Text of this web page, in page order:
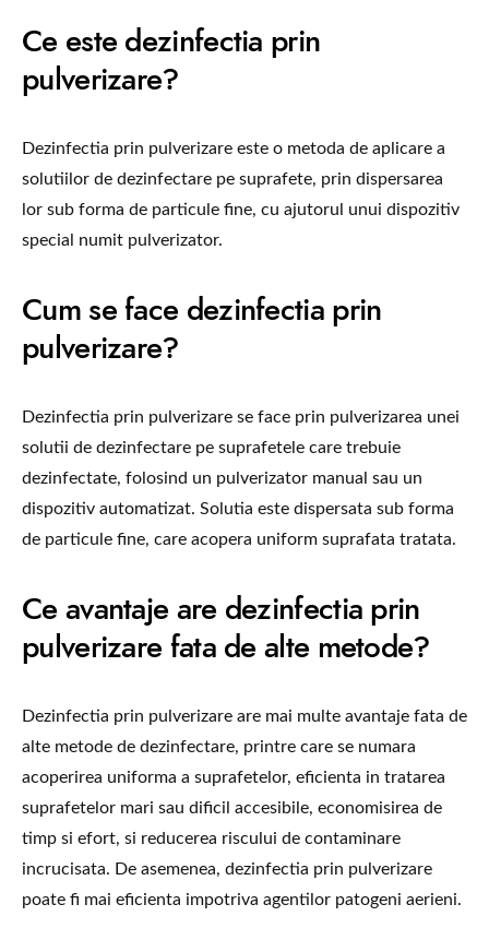
Ce este dezinfectia prin
pulverizare?
Dezinfectia prin pulverizare este o metoda de aplicare a
solutiilor de dezinfectare pe suprafete, prin dispersarea
lor sub forma de particule fine, cu ajutorul unui dispozitiv
special numit pulverizator.
Cum se face dezinfectia prin
pulverizare?
Dezinfectia prin pulverizare se face prin pulverizarea unei
solutii de dezinfectare pe suprafetele care trebuie
dezinfectate, folosind un pulverizator manual sau un
dispozitiv automatizat. Solutia este dispersata sub forma
de particule fine, care acopera uniform suprafata tratata.
Ce avantaje are dezinfectia prin
pulverizare fata de alte metode?
Dezinfectia prin pulverizare are mai multe avantaje fata de
alte metode de dezinfectare, printre care se numara
acoperirea uniforma a suprafetelor, eficienta in tratarea
suprafetelor mari sau dificil accesibile, economisirea de
timp si efort, si reducerea riscului de contaminare
incrucisata. De asemenea, dezinfectia prin pulverizare
poate fi mai eficienta impotriva agentilor patogeni aerieni.